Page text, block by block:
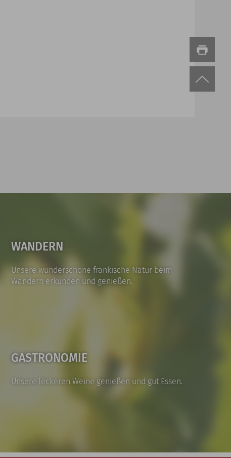
WANDERN
Unsere wunderschöne fränkische Natur beim
Wandern erkunden und genießen.
GASTRONOMIE
Unsere leckeren Weine genießen und gut Essen.